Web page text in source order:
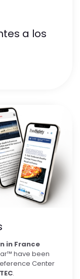
a los
in France
have been
Center
.